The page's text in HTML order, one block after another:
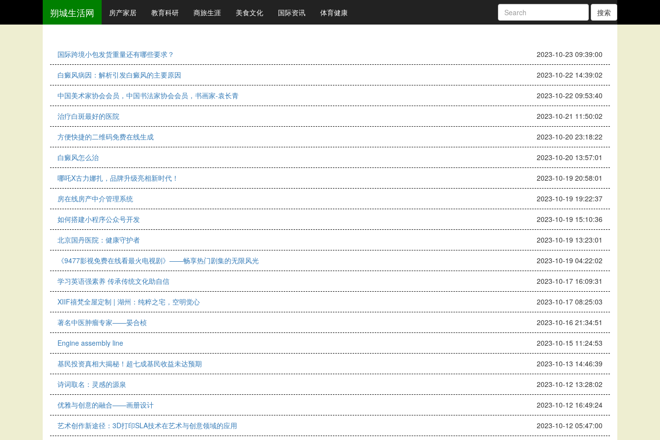
朔城生活网 房产家居 教育科研 商旅生涯 美食文化 国际资讯 体育健康 搜索
国际跨境小包发货重量还有哪些要求？ 2023-10-23 09:39:00
白癜风病因：解析引发白癜风的主要原因 2023-10-22 14:39:02
中国美术家协会会员，中国书法家协会会员，书画家-袁长青 2023-10-22 09:53:40
治疗白斑最好的医院 2023-10-21 11:50:02
方便快捷的二维码免费在线生成 2023-10-20 23:18:22
白癜风怎么治 2023-10-20 13:57:01
哪吒X古力娜扎，品牌升级亮相新时代！ 2023-10-19 20:58:01
房在线房产中介管理系统 2023-10-19 19:22:37
如何搭建小程序公众号开发 2023-10-19 15:10:36
北京国丹医院：健康守护者 2023-10-19 13:23:01
《9477影视免费在线看最火电视剧》——畅享热门剧集的无限风光 2023-10-19 04:22:02
学习英语强素养 传承传统文化助自信 2023-10-17 16:09:31
XIIF禧梵全屋定制 | 湖州：纯粹之宅，空明觉心 2023-10-17 08:25:03
著名中医肿瘤专家——晏合桢 2023-10-16 21:34:51
Engine assembly line 2023-10-15 11:24:53
基民投资真相大揭秘！超七成基民收益未达预期 2023-10-13 14:46:39
诗词取名：灵感的源泉 2023-10-12 13:28:02
优雅与创意的融合——画册设计 2023-10-12 16:49:24
艺术创作新途径：3D打印SLA技术在艺术与创意领域的应用 2023-10-12 05:47:00